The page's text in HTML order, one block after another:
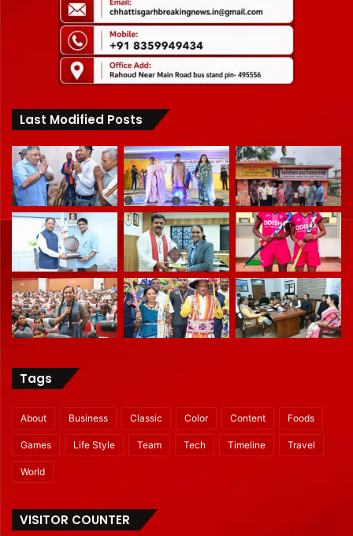
Last Modified Posts
Tags
About Business Classic Color Content Foods
Games Life Style Team Tech Timeline Travel
World
VISITOR COUNTER